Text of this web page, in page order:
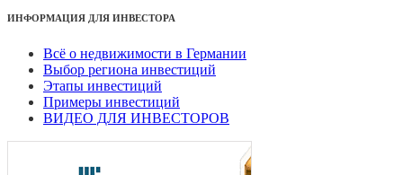
ИНФОРМАЦИЯ ДЛЯ ИНВЕСТОРА
Всё о недвижимости в Германии
Выбор региона инвестиций
Этапы инвестиций
Примеры инвестиций
ВИДЕО ДЛЯ ИНВЕСТОРОВ